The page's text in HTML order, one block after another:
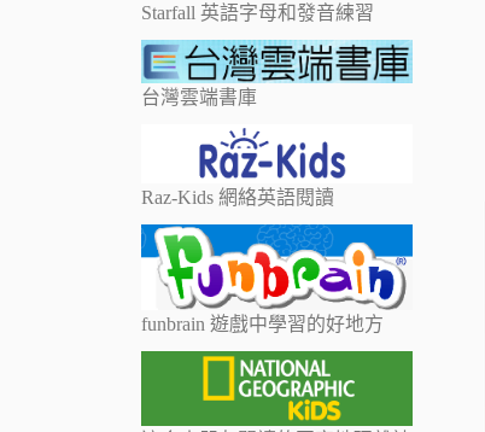
Starfall 英語字母和發音練習
台灣雲端書庫
Raz-Kids 網絡英語閱讀
funbrain 遊戲中學習的好地方